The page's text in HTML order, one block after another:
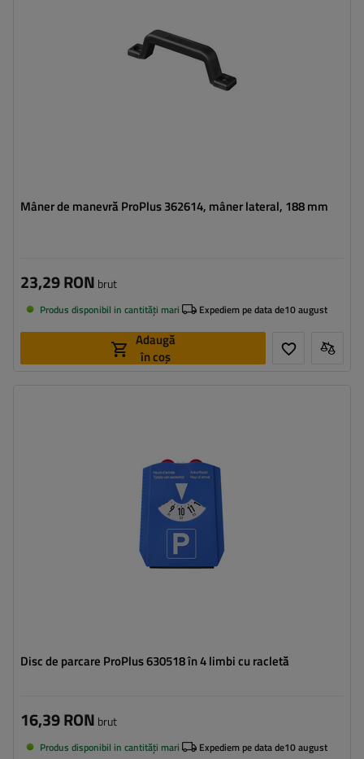
Mâner de manevră ProPlus 362614, mâner lateral, 188 mm
23,29 RON brut
Produs disponibil in cantități mari Expediem pe data de10 august
Adaugă
în coș
Disc de parcare ProPlus 630518 în 4 limbi cu racletă
16,39 RON brut
Produs disponibil in cantități mari Expediem pe data de10 august